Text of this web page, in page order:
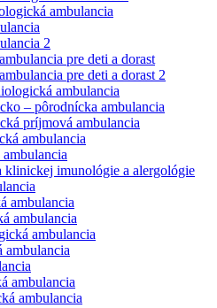
ambulancia
2
pre deti a dorast
pre deti a dorast 2
ambulancia
– pôrodnícka ambulancia
príjmová ambulancia
ambulancia
klinickej imunológie a alergológie
ambulancia
ambulancia
ambulancia
ambulancia
ambulancia
ambulancia